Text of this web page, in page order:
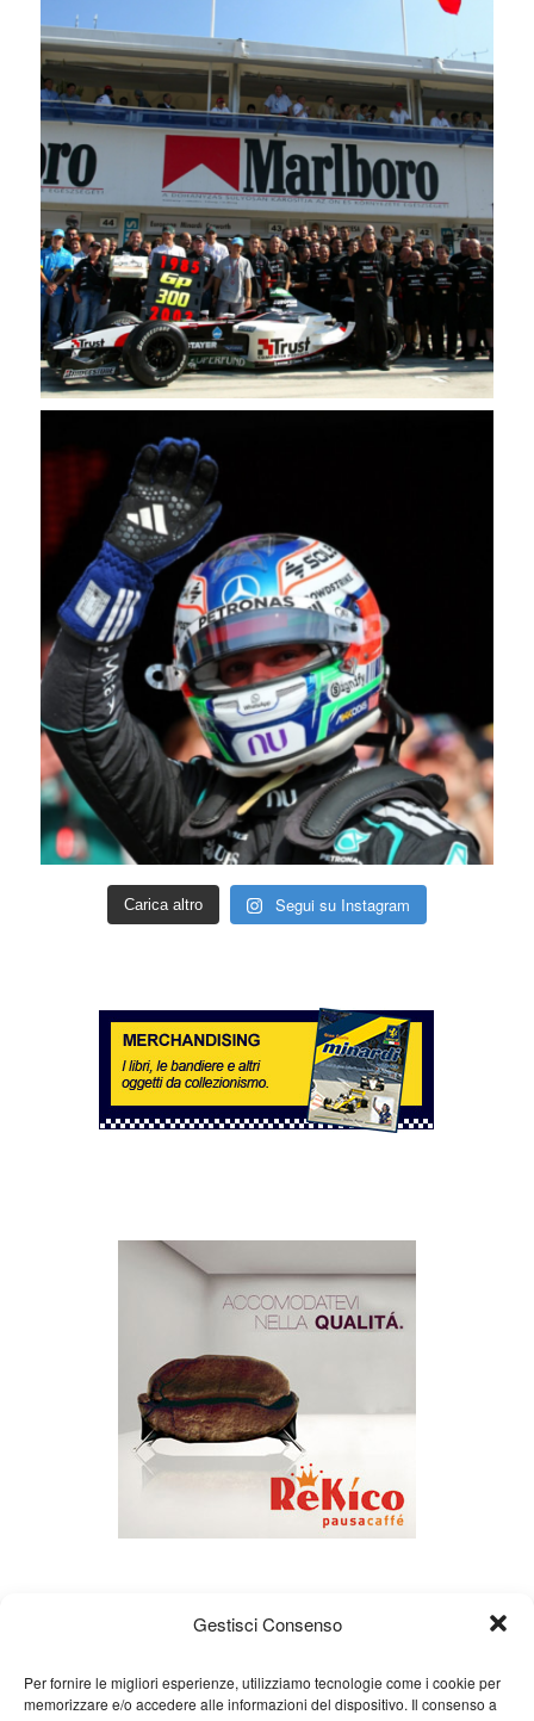
Gestisci Consenso
Per fornire le migliori esperienze, utilizziamo tecnologie come i cookie per
memorizzare e/o accedere alle informazioni del dispositivo. Il consenso a
Carica altro Segui su Instagram